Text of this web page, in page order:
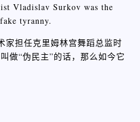
Vladislav Surkov was the
tyranny.
家担任克里姆林宫舞蹈总监时
做“伪民主”的话，那么如今它